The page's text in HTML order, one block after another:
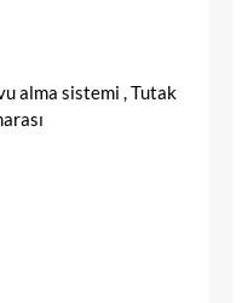
alma sistemi , Tutak